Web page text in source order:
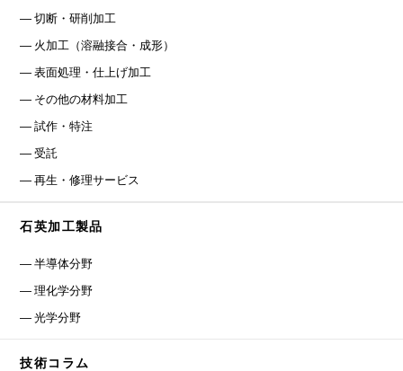
切断・研削加工
火加工（溶融接合・成形）
表面処理・仕上げ加工
その他の材料加工
試作・特注
受託
再生・修理サービス
石英加工製品
半導体分野
理化学分野
光学分野
技術コラム